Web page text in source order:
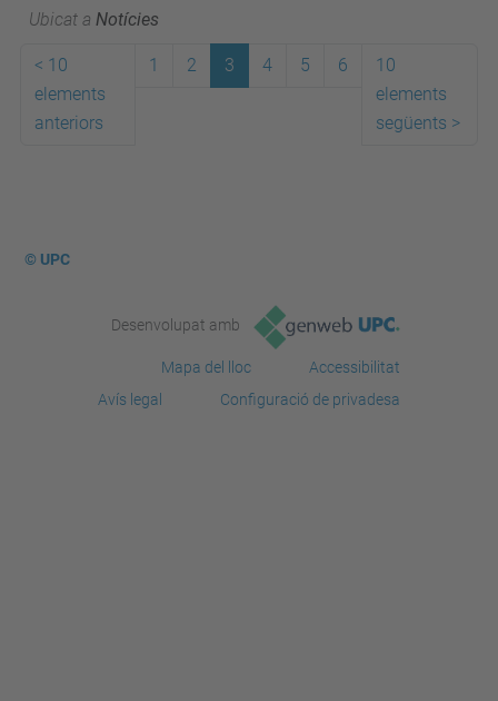
Ubicat a Notícies
< 10
elements
anteriors
1 2 3 4 5 6
10
elements
següents >
© UPC
Desenvolupat amb
Mapa del lloc
Accessibilitat
Avís legal
Configuració de privadesa